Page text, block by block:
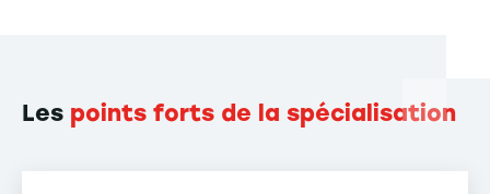
Les points forts de la spécialisation